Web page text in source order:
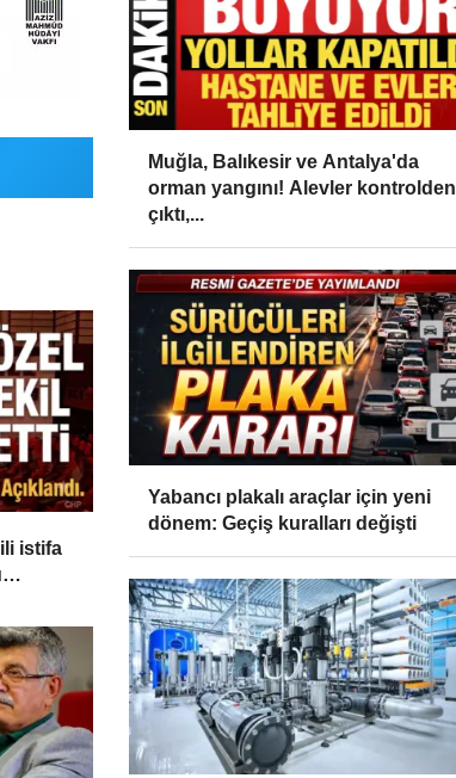
istifa
Muğla, Balıkesir ve Antalya'da
orman yangını! Alevler kontrolden
çıktı,...
Yabancı plakalı araçlar için yeni
dönem: Geçiş kuralları değişti